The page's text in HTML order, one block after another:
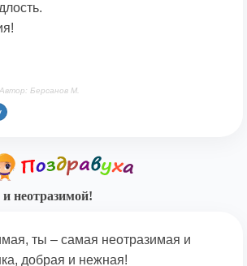
Берсанов М.
неотразимой!
ты – самая неотразимая и
добрая и нежная!